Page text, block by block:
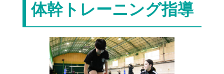
体幹トレーニング指導